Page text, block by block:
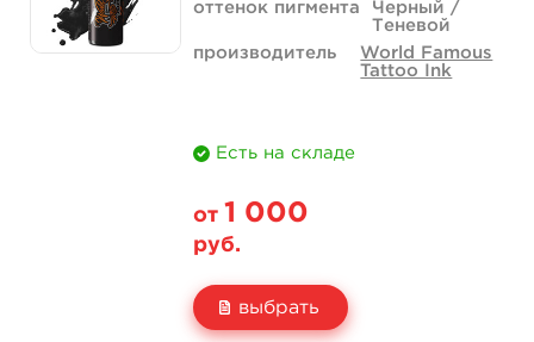
оттенок пигмента
Черный /
Теневой
производитель
World Famous
Tattoo Ink
Есть на складе
от 1 000
руб.
выбрать